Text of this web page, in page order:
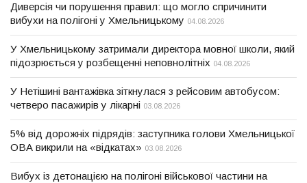
Диверсія чи порушення правил: що могло спричинити
вибухи на полігоні у Хмельницькому 04.08.2026
У Хмельницькому затримали директора мовної школи, який
підозрюється у розбещенні неповнолітніх 04.08.2026
У Нетішині вантажівка зіткнулася з рейсовим автобусом:
четверо пасажирів у лікарні 03.08.2026
5% від дорожніх підрядів: заступника голови Хмельницької
ОВА викрили на «відкатах» 03.08.2026
Вибух із детонацією на полігоні військової частини на